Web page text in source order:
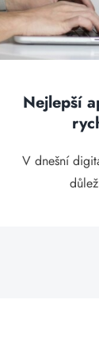
Nejlepší
V dnešní